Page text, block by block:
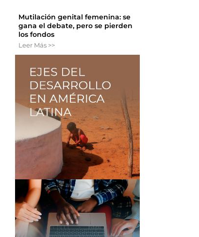
Mutilación genital femenina: se
gana el debate, pero se pierden
los fondos
Leer Más >>